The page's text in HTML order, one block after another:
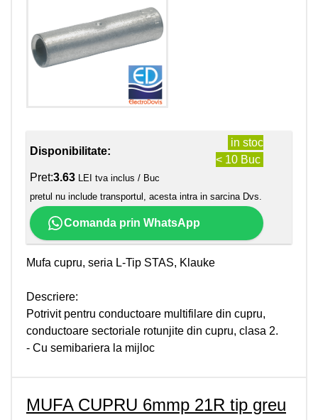
Disponibilitate:
in stoc
< 10 Buc
Pret:3.63 LEI tva inclus / Buc
pretul nu include transportul, acesta intra in sarcina Dvs.
Comanda prin WhatsApp
Mufa cupru, seria L-Tip STAS, Klauke
Descriere:
Potrivit pentru conductoare multifilare din cupru,
conductoare sectoriale rotunjite din cupru, clasa 2.
- Cu semibariera la mijloc
MUFA CUPRU 6mmp 21R tip greu